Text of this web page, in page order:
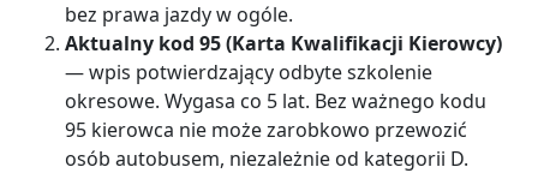
bez prawa jazdy w ogóle.
Aktualny kod 95 (Karta Kwalifikacji Kierowcy)
— wpis potwierdzający odbyte szkolenie
okresowe. Wygasa co 5 lat. Bez ważnego kodu
95 kierowca nie może zarobkowo przewozić
osób autobusem, niezależnie od kategorii D.